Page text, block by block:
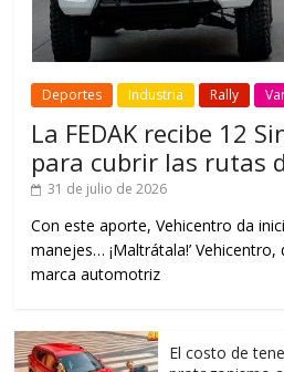
Deportes Industria Rally
La FEDAK recibe 12
para cubrir las rutas
31 de julio de 2026
Con este aporte, Vehicentro da
manejes… ¡Maltrátala!’
marca automotriz
El costo de